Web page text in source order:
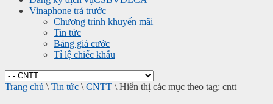
Vinaphone trả trước
Chương trình khuyến mãi
Tin tức
Bảng giá cước
Tỉ lệ chiếc khấu
Trang chủ \ Tin tức \ CNTT \ Hiển thị các mục theo tag: cntt